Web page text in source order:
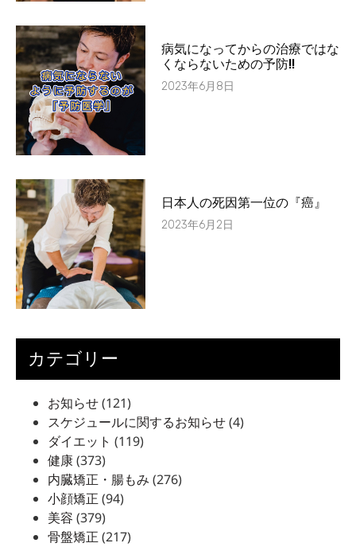
病気になってからの治療ではな
くならないための予防!!
2023年6月8日
日本人の死因第一位の『癌』
2023年6月2日
カテゴリー
お知らせ(121)
スケジュールに関するお知らせ(4)
ダイエット (119)
健康(373)
内臓矯正・腸もみ (276)
小顔矯正 (94)
美容 (379)
骨盤矯正 (217)